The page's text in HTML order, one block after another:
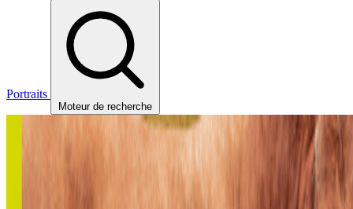
Portraits
Moteur de recherche